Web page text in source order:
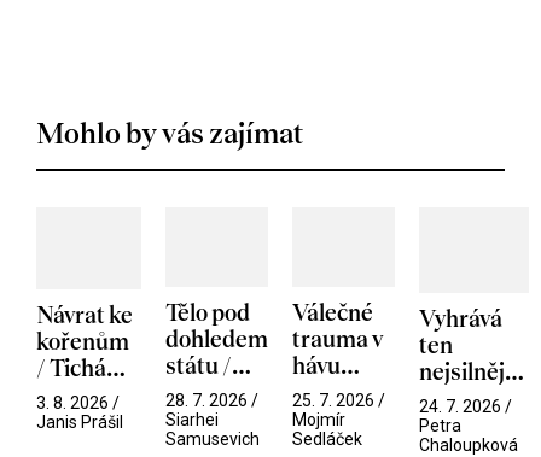
Mohlo by vás zajímat
Návrat ke
kořenům
/ Tichá
přítelkyně
3. 8. 2026 /
Janis Prášil
Tělo pod
dohledem
státu /
Pramen
28. 7. 2026 /
Siarhei
Samusevich
Válečné
trauma v
hávu
spektáklu
/ Odyssea
25. 7. 2026 /
Mojmír
Sedláček
Vyhrává
ten
nejsilnější
/ V nitru
manosféry
24. 7. 2026 /
Petra
Chaloupková